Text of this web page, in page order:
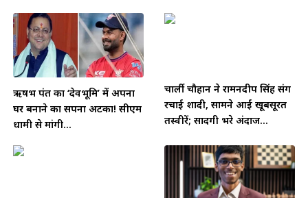
ऋषभ पंत का ‘देवभूमि’ में अपना
घर बनाने का सपना अटका! सीएम
धामी से मांगी...
चार्ली चौहान ने रामनदीप सिंह संग
रचाई शादी, सामने आईं खूबसूरत
तस्वीरें; सादगी भरे अंदाज...